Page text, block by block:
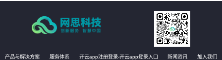
产品与解决方案 服务体系 开云app注册登录-开云app登录入口 新闻资讯 加入我们